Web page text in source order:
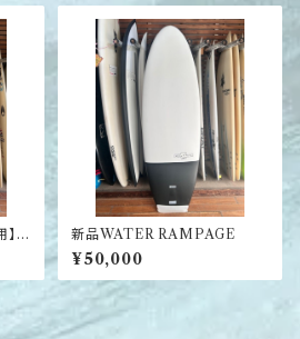
中
新品WATER RAMPAGE
¥50,000